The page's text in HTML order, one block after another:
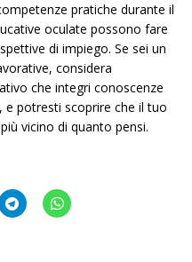
pratiche durante il
oculate possono fare
di impiego. Se sei un
considera
che integri conoscenze
e potresti scoprire che il tuo
vicino di quanto pensi.